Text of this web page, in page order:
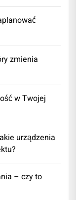
zmienia
w Twojej
urządzenia
– czy to